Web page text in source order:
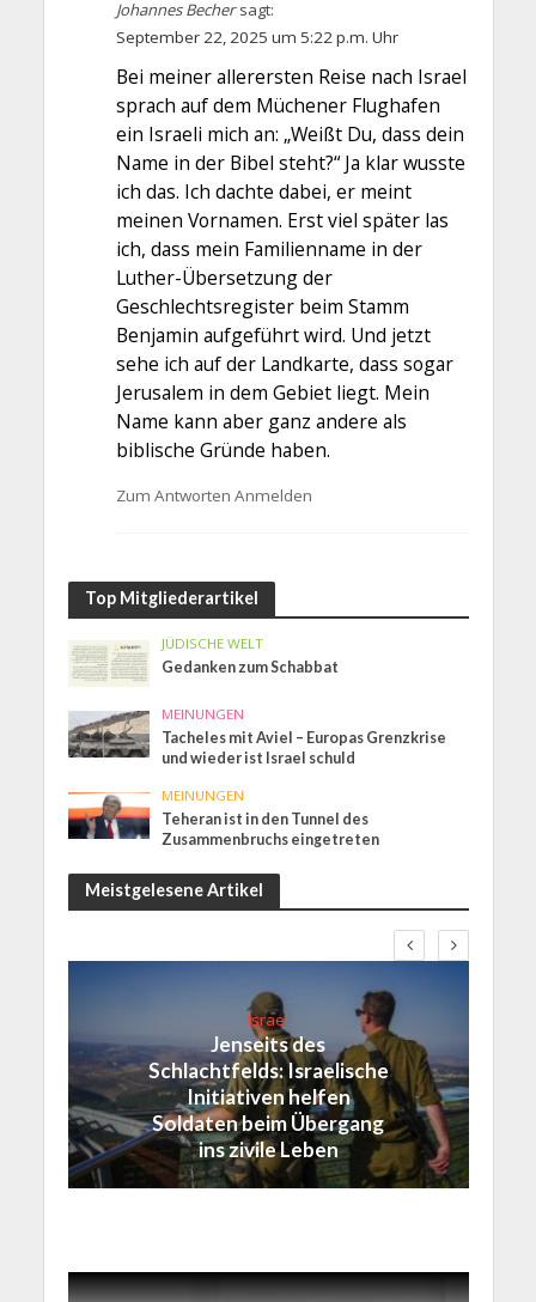
Johannes Becher sagt:
September 22, 2025 um 5:22 p.m. Uhr
Bei meiner allerersten Reise nach Israel
sprach auf dem Müchener Flughafen
ein Israeli mich an: „Weißt Du, dass dein
Name in der Bibel steht?“ Ja klar wusste
ich das. Ich dachte dabei, er meint
meinen Vornamen. Erst viel später las
ich, dass mein Familienname in der
Luther-Übersetzung der
Geschlechtsregister beim Stamm
Benjamin aufgeführt wird. Und jetzt
sehe ich auf der Landkarte, dass sogar
Jerusalem in dem Gebiet liegt. Mein
Name kann aber ganz andere als
biblische Gründe haben.
Zum Antworten Anmelden
Top Mitgliederartikel
JÜDISCHE WELT
Gedanken zum Schabbat
MEINUNGEN
Tacheles mit Aviel – Europas Grenzkrise
und wieder ist Israel schuld
MEINUNGEN
Teheran ist in den Tunnel des
Zusammenbruchs eingetreten
Meistgelesene Artikel
Israel
Jenseits des
Schlachtfelds: Israelische
Initiativen helfen
Soldaten beim Übergang
ins zivile Leben